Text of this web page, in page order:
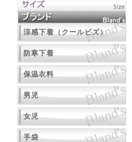
涼感下着（クールビズ）
防寒下着
保温衣料
男児
女児
手袋